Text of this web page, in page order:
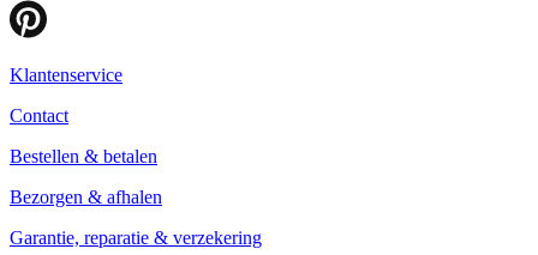
Klantenservice
Contact
Bestellen & betalen
Bezorgen & afhalen
Garantie, reparatie & verzekering